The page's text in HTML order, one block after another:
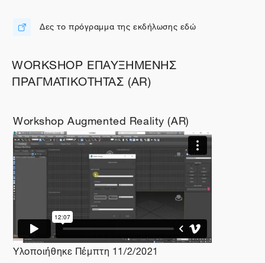
Δες το πρόγραμμα της εκδήλωσης εδώ
Διεύθυνση URL
WORKSHOP ΕΠΑΥΞΗΜΕΝΗΣ
ΠΡΑΓΜΑΤΙΚΟΤΗΤΑΣ (AR)
Workshop Augmented Reality (AR)
Υλοποιήθηκε Πέμπτη 11/2/2021